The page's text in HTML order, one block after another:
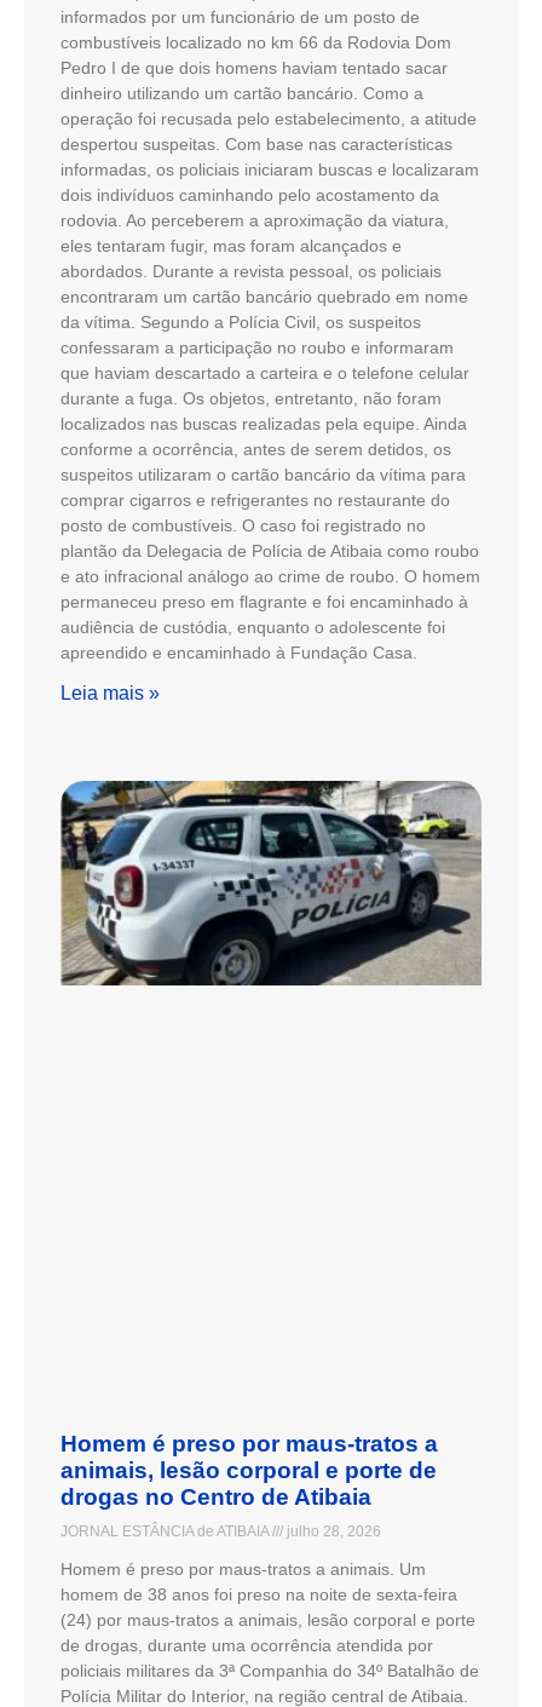
informados por um funcionário de um posto de
combustíveis localizado no km 66 da Rodovia Dom
Pedro I de que dois homens haviam tentado sacar
dinheiro utilizando um cartão bancário. Como a
operação foi recusada pelo estabelecimento, a atitude
despertou suspeitas. Com base nas características
informadas, os policiais iniciaram buscas e localizaram
dois indivíduos caminhando pelo acostamento da
rodovia. Ao perceberem a aproximação da viatura,
eles tentaram fugir, mas foram alcançados e
abordados. Durante a revista pessoal, os policiais
encontraram um cartão bancário quebrado em nome
da vítima. Segundo a Polícia Civil, os suspeitos
confessaram a participação no roubo e informaram
que haviam descartado a carteira e o telefone celular
durante a fuga. Os objetos, entretanto, não foram
localizados nas buscas realizadas pela equipe. Ainda
conforme a ocorrência, antes de serem detidos, os
suspeitos utilizaram o cartão bancário da vítima para
comprar cigarros e refrigerantes no restaurante do
posto de combustíveis. O caso foi registrado no
plantão da Delegacia de Polícia de Atibaia como roubo
e ato infracional análogo ao crime de roubo. O homem
permaneceu preso em flagrante e foi encaminhado à
audiência de custódia, enquanto o adolescente foi
apreendido e encaminhado à Fundação Casa.
Leia mais »
Homem é preso por maus-tratos a
animais, lesão corporal e porte de
drogas no Centro de Atibaia
JORNAL ESTÂNCIA de ATIBAIA julho 28, 2026
Homem é preso por maus-tratos a animais. Um
homem de 38 anos foi preso na noite de sexta-feira
(24) por maus-tratos a animais, lesão corporal e porte
de drogas, durante uma ocorrência atendida por
policiais militares da 3ª Companhia do 34º Batalhão de
Polícia Militar do Interior, na região central de Atibaia.